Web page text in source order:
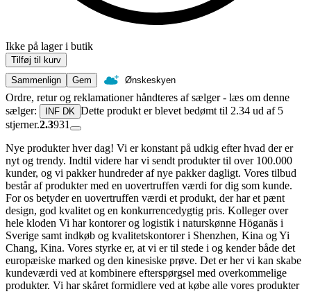
Ikke på lager i butik
Tilføj til kurv
Sammenlign
Gem Ønskeskyen
Ordre, retur og reklamationer håndteres af sælger - læs om denne
sælger:
INF DK Dette produkt er blevet bedømt til 2.34 ud af 5
stjerner.2.3931
Nye produkter hver dag! Vi er konstant på udkig efter hvad der er
nyt og trendy. Indtil videre har vi sendt produkter til over 100.000
kunder, og vi pakker hundreder af nye pakker dagligt. Vores tilbud
består af produkter med en uovertruffen værdi for dig som kunde.
For os betyder en uovertruffen værdi et produkt, der har et pænt
design, god kvalitet og en konkurrencedygtig pris. Kolleger over
hele kloden Vi har kontorer og logistik i naturskønne Höganäs i
Sverige samt indkøb og kvalitetskontorer i Shenzhen, Kina og Yi
Chang, Kina. Vores styrke er, at vi er til stede i og kender både det
europæiske marked og den kinesiske prøve. Det er her vi kan skabe
kundeværdi ved at kombinere efterspørgsel med overkommelige
produkter. Vi har skåret formidlere ved at købe alle vores produkter